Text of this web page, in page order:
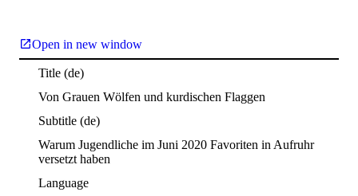
Open in new window
Title (de)
Von Grauen Wölfen und kurdischen Flaggen
Subtitle (de)
Warum Jugendliche im Juni 2020 Favoriten in Aufruhr
versetzt haben
Language